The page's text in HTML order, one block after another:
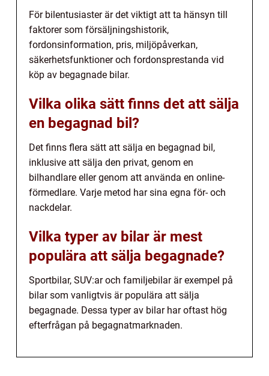
För bilentusiaster är det viktigt att ta hänsyn till
faktorer som försäljningshistorik,
fordonsinformation, pris, miljöpåverkan,
säkerhetsfunktioner och fordonsprestanda vid
köp av begagnade bilar.
Vilka olika sätt finns det att sälja
en begagnad bil?
Det finns flera sätt att sälja en begagnad bil,
inklusive att sälja den privat, genom en
bilhandlare eller genom att använda en online-
förmedlare. Varje metod har sina egna för- och
nackdelar.
Vilka typer av bilar är mest
populära att sälja begagnade?
Sportbilar, SUV:ar och familjebilar är exempel på
bilar som vanligtvis är populära att sälja
begagnade. Dessa typer av bilar har oftast hög
efterfrågan på begagnatmarknaden.